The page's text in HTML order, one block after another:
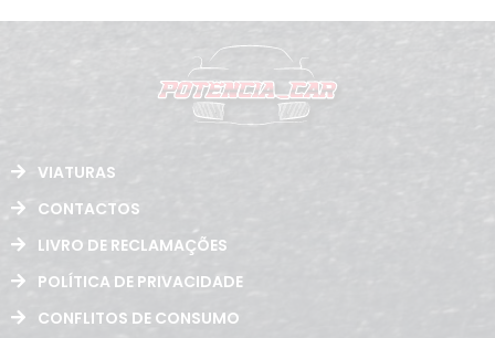
VIATURAS
CONTACTOS
LIVRO DE RECLAMAÇÕES
POLÍTICA DE PRIVACIDADE
CONFLITOS DE CONSUMO